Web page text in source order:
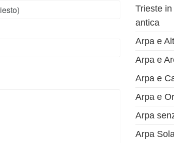
Trieste
antica
Arpa e
Arpa e
Arpa e
Arpa e
Arpa
Arpa